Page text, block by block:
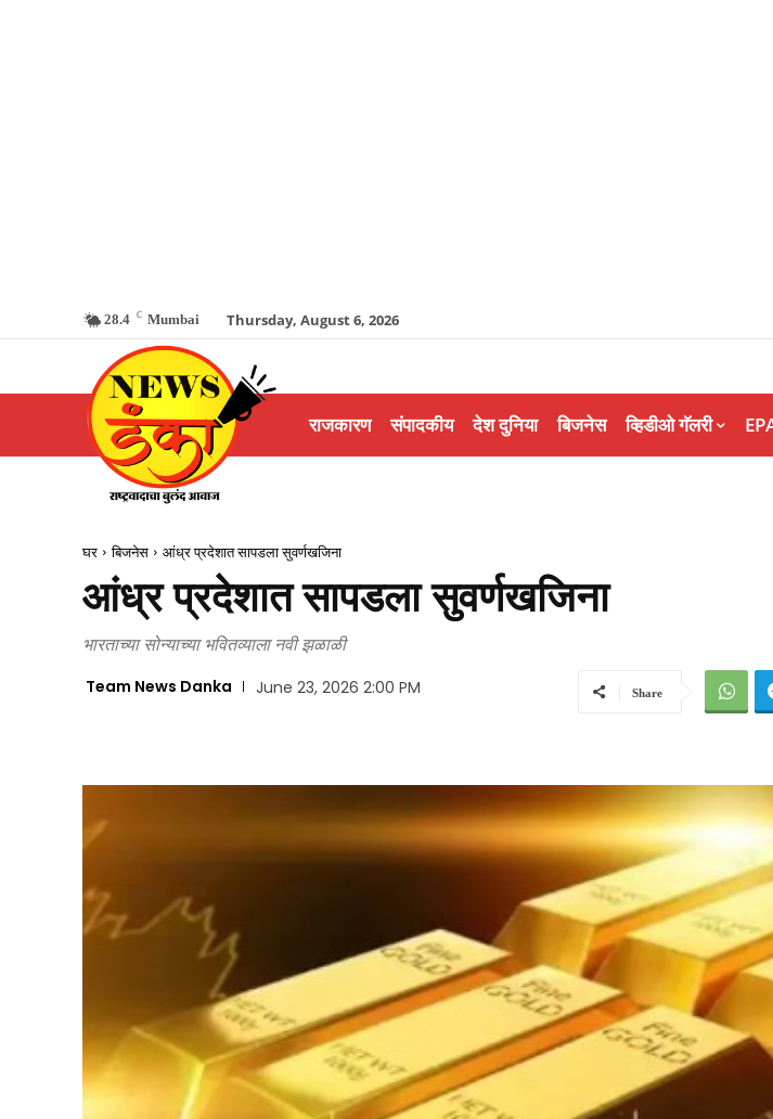
28.4 C Mumbai Thursday, August 6, 2026
राजकारण संपादकीय देश दुनिया बिजनेस व्हिडीओ गॅलरी
घर बिजनेस आंध्र प्रदेशात सापडला सुवर्णखजिना
आंध्र प्रदेशात सापडला सुवर्णखजिना
भारताच्या सोन्याच्या भवितव्याला नवी झळाळी
Team News Danka June 23, 2026 2:00 PM Share